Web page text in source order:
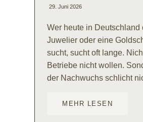
29. Juni 2026
Wer heute in Deutschland
Juwelier oder eine
sucht, sucht oft lange.
Betriebe nicht wollen.
der Nachwuchs schlicht
MEHR LESEN